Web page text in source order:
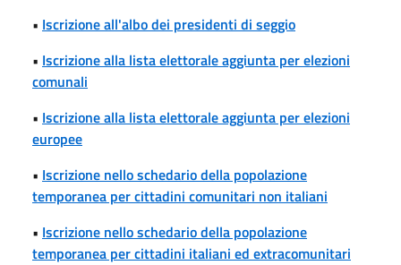
• Iscrizione all'albo dei presidenti di seggio
• Iscrizione alla lista elettorale aggiunta per elezioni
comunali
• Iscrizione alla lista elettorale aggiunta per elezioni
europee
• Iscrizione nello schedario della popolazione
temporanea per cittadini comunitari non italiani
• Iscrizione nello schedario della popolazione
temporanea per cittadini italiani ed extracomunitari